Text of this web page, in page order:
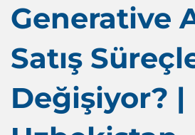
Generative
Satış
Değişiyor? |